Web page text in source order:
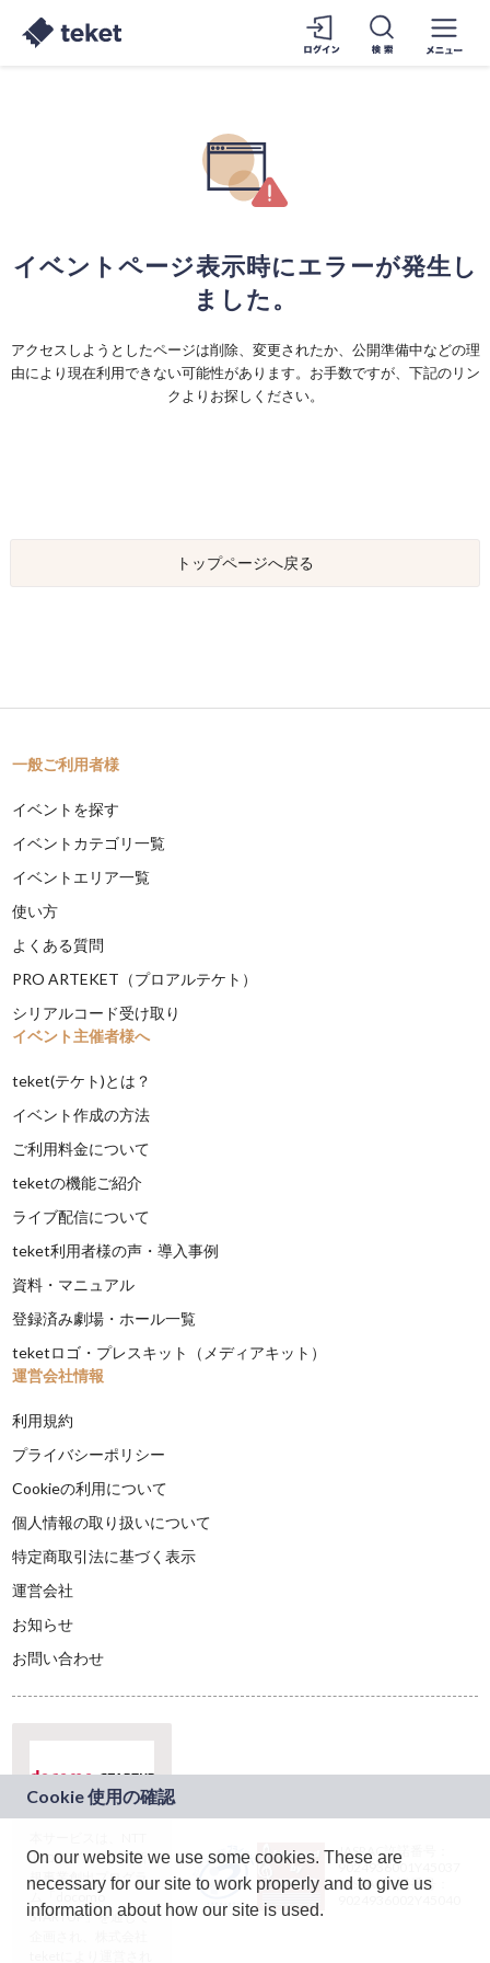
イベントページ表示時にエラーが発生し
ました。
アクセスしようとしたページは削除、変更されたか、公開準備中などの理
由により現在利用できない可能性があります。お手数ですが、下記のリン
クよりお探しください。
トップページへ戻る
一般ご利用者様
イベントを探す
イベントカテゴリ一覧
イベントエリア一覧
使い方
よくある質問
PRO ARTEKET（プロアルテケト）
シリアルコード受け取り
イベント主催者様へ
teket(テケト)とは？
イベント作成の方法
ご利用料金について
teketの機能ご紹介
ライブ配信について
teket利用者様の声・導入事例
資料・マニュアル
登録済み劇場・ホール一覧
teketロゴ・プレスキット（メディアキット）
運営会社情報
利用規約
プライバシーポリシー
Cookieの利用について
個人情報の取り扱いについて
特定商取引法に基づく表示
運営会社
お知らせ
お問い合わせ
ドコモグループの新
規事業創出プログラ
ム「docomo
STARTUP」を通じて
JASRAC許諾番号：
9024936001Y45037
JASRAC許諾番号：
On our website we use some cookies. These are
necessary for our site to work properly and to give us
information about how our site is used.